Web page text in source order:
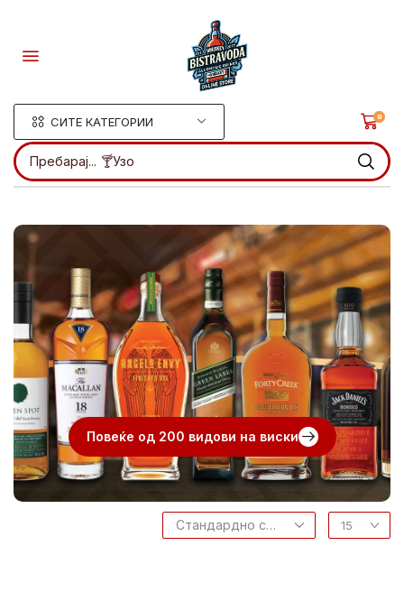
СИТЕ КАТЕГОРИИ
Пребарај... 🍸Узо
0
.
Повеќе од 200 видови на виски